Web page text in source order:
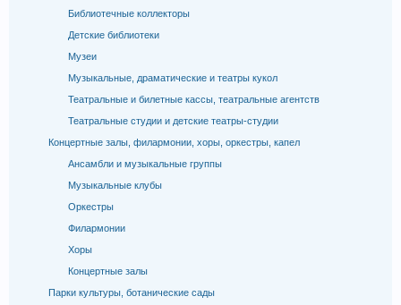
Библиотечные коллекторы
Детские библиотеки
Музеи
Музыкальные, драматические и театры кукол
Театральные и билетные кассы, театральные агентств
Театральные студии и детские театры-студии
Концертные залы, филармонии, хоры, оркестры, капел
Ансамбли и музыкальные группы
Музыкальные клубы
Оркестры
Филармонии
Хоры
Концертные залы
Парки культуры, ботанические сады